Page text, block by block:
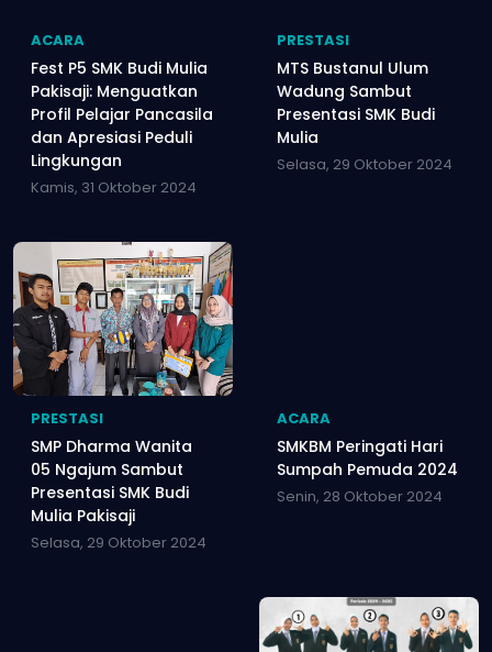
ACARA
Fest P5 SMK Budi Mulia
Pakisaji: Menguatkan
Profil Pelajar Pancasila
dan Apresiasi Peduli
Lingkungan
Kamis, 31 Oktober 2024
PRESTASI
MTS Bustanul Ulum
Wadung Sambut
Presentasi SMK Budi
Mulia
Selasa, 29 Oktober 2024
PRESTASI
SMP Dharma Wanita
05 Ngajum Sambut
Presentasi SMK Budi
Mulia Pakisaji
Selasa, 29 Oktober 2024
ACARA
SMKBM Peringati Hari
Sumpah Pemuda 2024
Senin, 28 Oktober 2024